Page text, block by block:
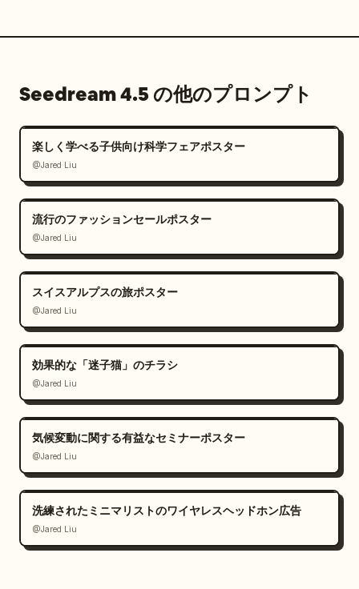
Seedream 4.5 の他のプロンプト
楽しく学べる子供向け科学フェアポスター
@Jared Liu
流行のファッションセールポスター
@Jared Liu
スイスアルプスの旅ポスター
@Jared Liu
効果的な「迷子猫」のチラシ
@Jared Liu
気候変動に関する有益なセミナーポスター
@Jared Liu
洗練されたミニマリストのワイヤレスヘッドホン広告
@Jared Liu